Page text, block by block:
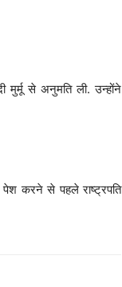
मुर्मू से अनुमति ली. उन्होंने
पेश करने से पहले राष्ट्रपति